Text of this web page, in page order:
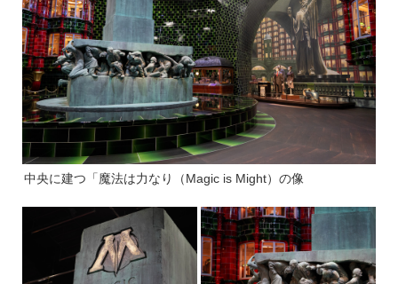
中央に建つ「魔法は力なり（Magic is Might）の像